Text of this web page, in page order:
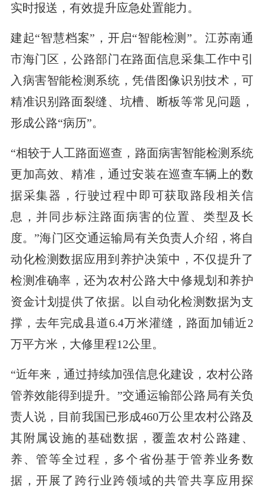
实时报送，有效提升应急处置能力。
建起“智慧档案”，开启“智能检测”。江苏南通
市海门区，公路部门在路面信息采集工作中引
入病害智能检测系统，凭借图像识别技术，可
精准识别路面裂缝、坑槽、断板等常见问题，
形成公路“病历”。
“相较于人工路面巡查，路面病害智能检测系统
更加高效、精准，通过安装在巡查车辆上的数
据采集器，行驶过程中即可获取路段相关信
息，并同步标注路面病害的位置、类型及长
度。”海门区交通运输局有关负责人介绍，将自
动化检测数据应用到养护决策中，不仅提升了
检测准确率，还为农村公路大中修规划和养护
资金计划提供了依据。以自动化检测数据为支
撑，去年完成县道6.4万米灌缝，路面加铺近2
万平方米，大修里程12公里。
“近年来，通过持续加强信息化建设，农村公路
管养效能得到提升。”交通运输部公路局有关负
责人说，目前我国已形成460万公里农村公路及
其附属设施的基础数据，覆盖农村公路建、
养、管等全过程，多个省份基于管养业务数
据，开展了跨行业跨领域的共管共享应用探